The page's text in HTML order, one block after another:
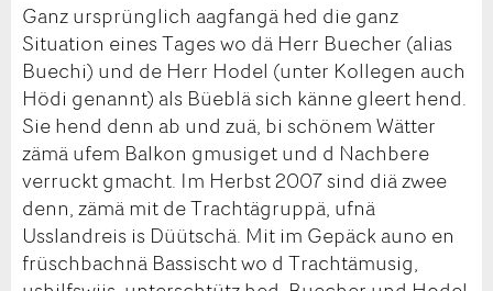
Ganz ursprünglich aagfangä hed die ganz
Situation eines Tages wo dä Herr Buecher (alias
Buechi) und de Herr Hodel (unter Kollegen auch
Hödi genannt) als Büeblä sich känne gleert hend.
Sie hend denn ab und zuä, bi schönem Wätter
zämä ufem Balkon gmusiget und d Nachbere
verruckt gmacht. Im Herbst 2007 sind diä zwee
denn, zämä mit de Trachtägruppä, ufnä
Usslandreis is Düütschä. Mit im Gepäck auno en
früschbachnä Bassischt wo d Trachtämusig,